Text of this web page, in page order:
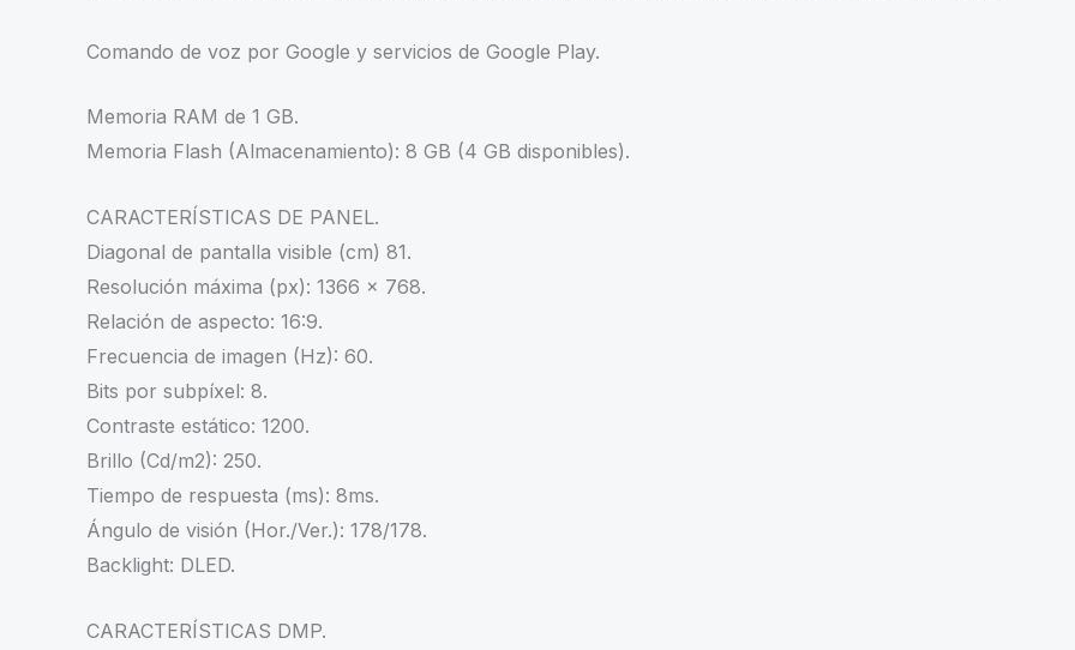
Comando de voz por Google y servicios de Google Play.
Memoria RAM de 1 GB.
Memoria Flash (Almacenamiento): 8 GB (4 GB disponibles).
CARACTERÍSTICAS DE PANEL.
Diagonal de pantalla visible (cm) 81.
Resolución máxima (px): 1366 x 768.
Relación de aspecto: 16:9.
Frecuencia de imagen (Hz): 60.
Bits por subpíxel: 8.
Contraste estático: 1200.
Brillo (Cd/m2): 250.
Tiempo de respuesta (ms): 8ms.
Ángulo de visión (Hor./Ver.): 178/178.
Backlight: DLED.
CARACTERÍSTICAS DMP.